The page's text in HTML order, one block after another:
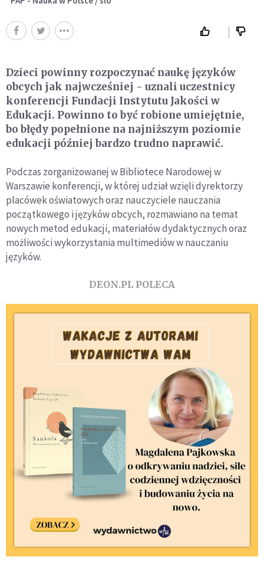
Dzieci powinny rozpoczynać naukę języków
obcych jak najwcześniej - uznali uczestnicy
konferencji Fundacji Instytutu Jakości w
Edukacji. Powinno to być robione umiejętnie,
bo błędy popełnione na najniższym poziomie
edukacji później bardzo trudno naprawić.
Podczas zorganizowanej w Bibliotece Narodowej w
Warszawie konferencji, w której udział wzięli dyrektorzy
placówek oświatowych oraz nauczyciele nauczania
początkowego i języków obcych, rozmawiano na temat
nowych metod edukacji, materiałów dydaktycznych oraz
możliwości wykorzystania multimediów w nauczaniu
języków.
DEON.PL POLECA